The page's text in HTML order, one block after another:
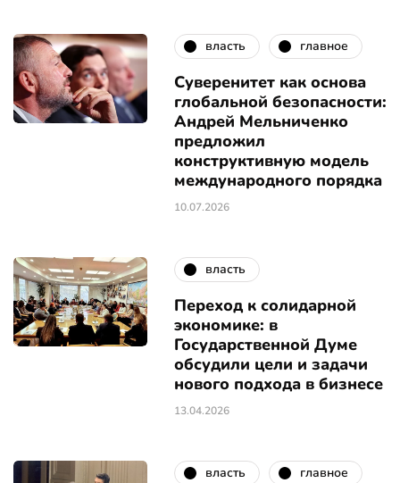
власть главное
Суверенитет как основа
глобальной безопасности:
Андрей Мельниченко
предложил
конструктивную модель
международного порядка
10.07.2026
власть
Переход к солидарной
экономике: в
Государственной Думе
обсудили цели и задачи
нового подхода в бизнесе
13.04.2026
власть главное